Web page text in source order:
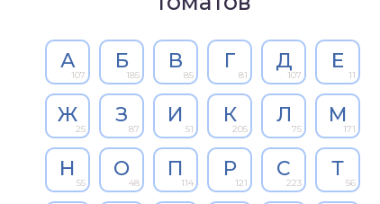
А
107
Б
185
В
85
Г
81
Д
107
Е
11
Ж
25
З
87
И
51
К
205
Л
75
М
171
Н
55
О
48
П
114
Р
121
С
223
Т
56